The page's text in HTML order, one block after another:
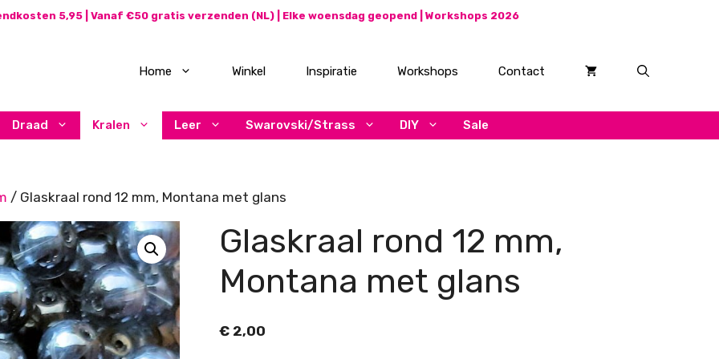
5,95 | Vanaf €50 gratis verzenden (NL) | Elke woensdag geopend | Workshops 2026
Home Winkel Inspiratie Workshops Contact
Draad Kralen Leer Swarovski/Strass DIY Sale
/ Glaskraal rond 12 mm, Montana met glans
Glaskraal rond 12 mm,
Montana met glans
€2,00